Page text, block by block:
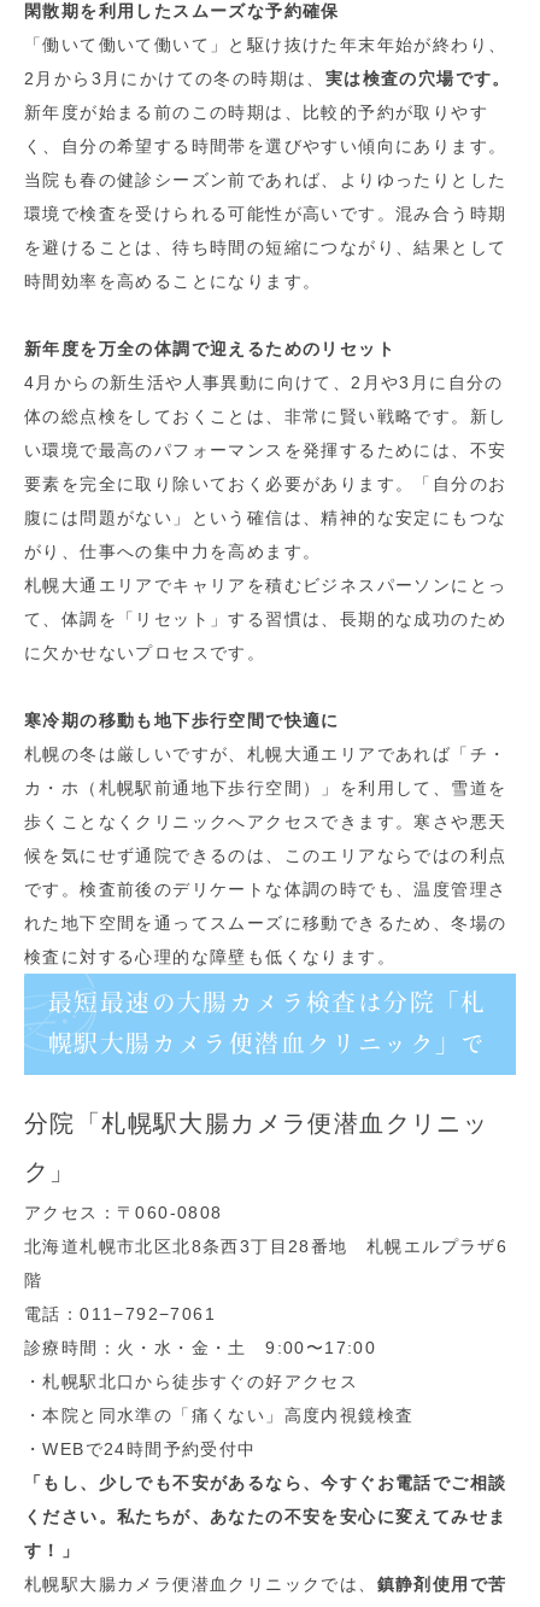
閑散期を利用したスムーズな予約確保
「働いて働いて働いて」と駆け抜けた年末年始が終わり、
2月から3月にかけての冬の時期は、 実は検査の穴場です。
新年度が始まる前のこの時期は、比較的予約が取りやす
く、自分の希望する時間帯を選びやすい傾向にあります。
当院も春の健診シーズン前であれば、よりゆったりとした
環境で検査を受けられる可能性が高いです。混み合う時期
を避けることは、待ち時間の短縮につながり、結果として
時間効率を高めることになります。
新年度を万全の体調で迎えるためのリセット
4月からの新生活や人事異動に向けて、2月や3月に自分の
体の総点検をしておくことは、非常に賢い戦略です。新し
い環境で最高のパフォーマンスを発揮するためには、不安
要素を完全に取り除いておく必要があります。「自分のお
腹には問題がない」という確信は、精神的な安定にもつな
がり、仕事への集中力を高めます。
札幌大通エリアでキャリアを積むビジネスパーソンにとっ
て、体調を「リセット」する習慣は、長期的な成功のため
に欠かせないプロセスです。
寒冷期の移動も地下歩行空間で快適に
札幌の冬は厳しいですが、札幌大通エリアであれば「チ・
カ・ホ（札幌駅前通地下歩行空間）」を利用して、雪道を
歩くことなくクリニックへアクセスできます。寒さや悪天
候を気にせず通院できるのは、このエリアならではの利点
です。検査前後のデリケートな体調の時でも、温度管理さ
れた地下空間を通ってスムーズに移動できるため、冬場の
検査に対する心理的な障壁も低くなります。
最短最速の大腸カメラ検査は分院「札
幌駅大腸カメラ便潜血クリニック」で
分院「札幌駅大腸カメラ便潜血クリニッ
ク」
アクセス：〒060-0808
北海道札幌市北区北8条西3丁目28番地 札幌エルプラザ6
階
電話：011−792−7061
診療時間：火・水・金・土 9:00〜17:00
・札幌駅北口から徒歩すぐの好アクセス
・本院と同水準の「痛くない」高度内視鏡検査
・WEBで24時間予約受付中
「もし、少しでも不安があるなら、今すぐお電話でご相談
ください。私たちが、あなたの不安を安心に変えてみせま
す！」
札幌駅大腸カメラ便潜血クリニックでは、 鎮静剤使用で苦